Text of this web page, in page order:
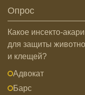
Опрос
Какое инсекто-
для защиты
и клещей?
Адвокат
Барс